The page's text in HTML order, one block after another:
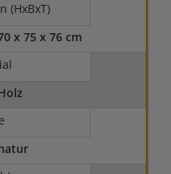
(HxBxT)
x 75 x 76 cm